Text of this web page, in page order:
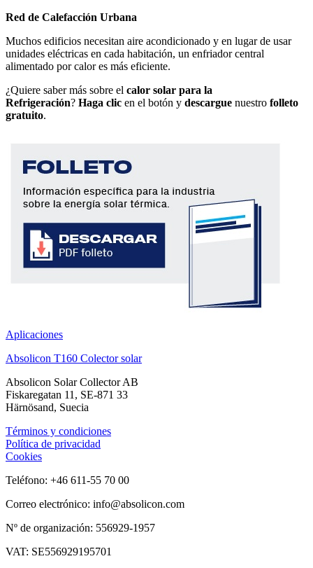
Red de Calefacción Urbana
Muchos edificios necesitan aire acondicionado y en lugar de usar
unidades eléctricas en cada habitación, un enfriador central
alimentado por calor es más eficiente.
¿Quiere saber más sobre el calor solar para la
Refrigeración? Haga clic en el botón y descargue nuestro folleto
gratuito.
Aplicaciones
Absolicon T160 Colector solar
Absolicon Solar Collector AB
Fiskaregatan 11, SE-871 33
Härnösand, Suecia
Términos y condiciones
Política de privacidad
Cookies
Teléfono: +46 611-55 70 00
Correo electrónico: info@absolicon.com
Nº de organización: 556929-1957
VAT: SE556929195701